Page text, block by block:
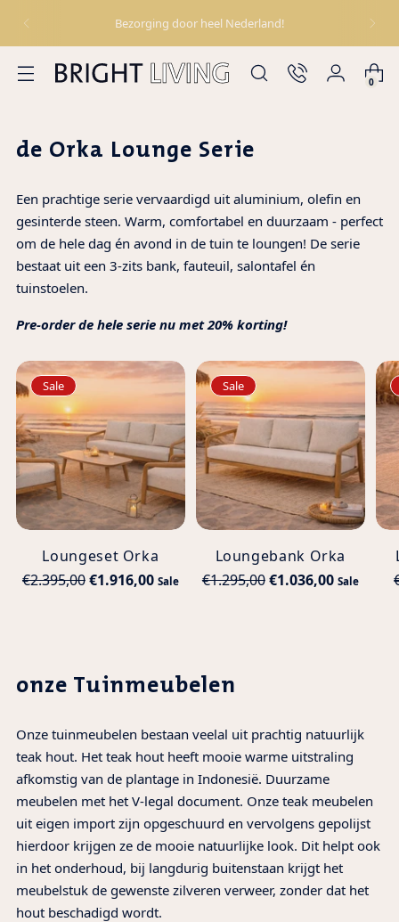
Bezorging door heel Nederland!
0
de Orka Lounge Serie
Een prachtige serie vervaardigd uit aluminium, olefin en
gesinterde steen. Warm, comfortabel en duurzaam - perfect
om de hele dag én avond in de tuin te loungen! De serie
bestaat uit een 3-zits bank, fauteuil, salontafel én
tuinstoelen.
Pre-order de hele serie nu met 20% korting!
Sale
Loungeset Orka
Normale
€2.395,00€1.916,00 Sale
Sale
Loungebank Orka
Normale
€1.295,00€1.036,00 Sale
onze Tuinmeubelen
Onze tuinmeubelen bestaan veelal uit prachtig natuurlijk
teak hout. Het teak hout heeft mooie warme uitstraling
afkomstig van de plantage in Indonesië. Duurzame
meubelen met het V-legal document. Onze teak meubelen
uit eigen import zijn opgeschuurd en vervolgens gepolijst
hierdoor krijgen ze de mooie natuurlijke look. Dit helpt ook
in het onderhoud, bij langdurig buitenstaan krijgt het
meubelstuk de gewenste zilveren verweer, zonder dat het
hout beschadigd wordt.